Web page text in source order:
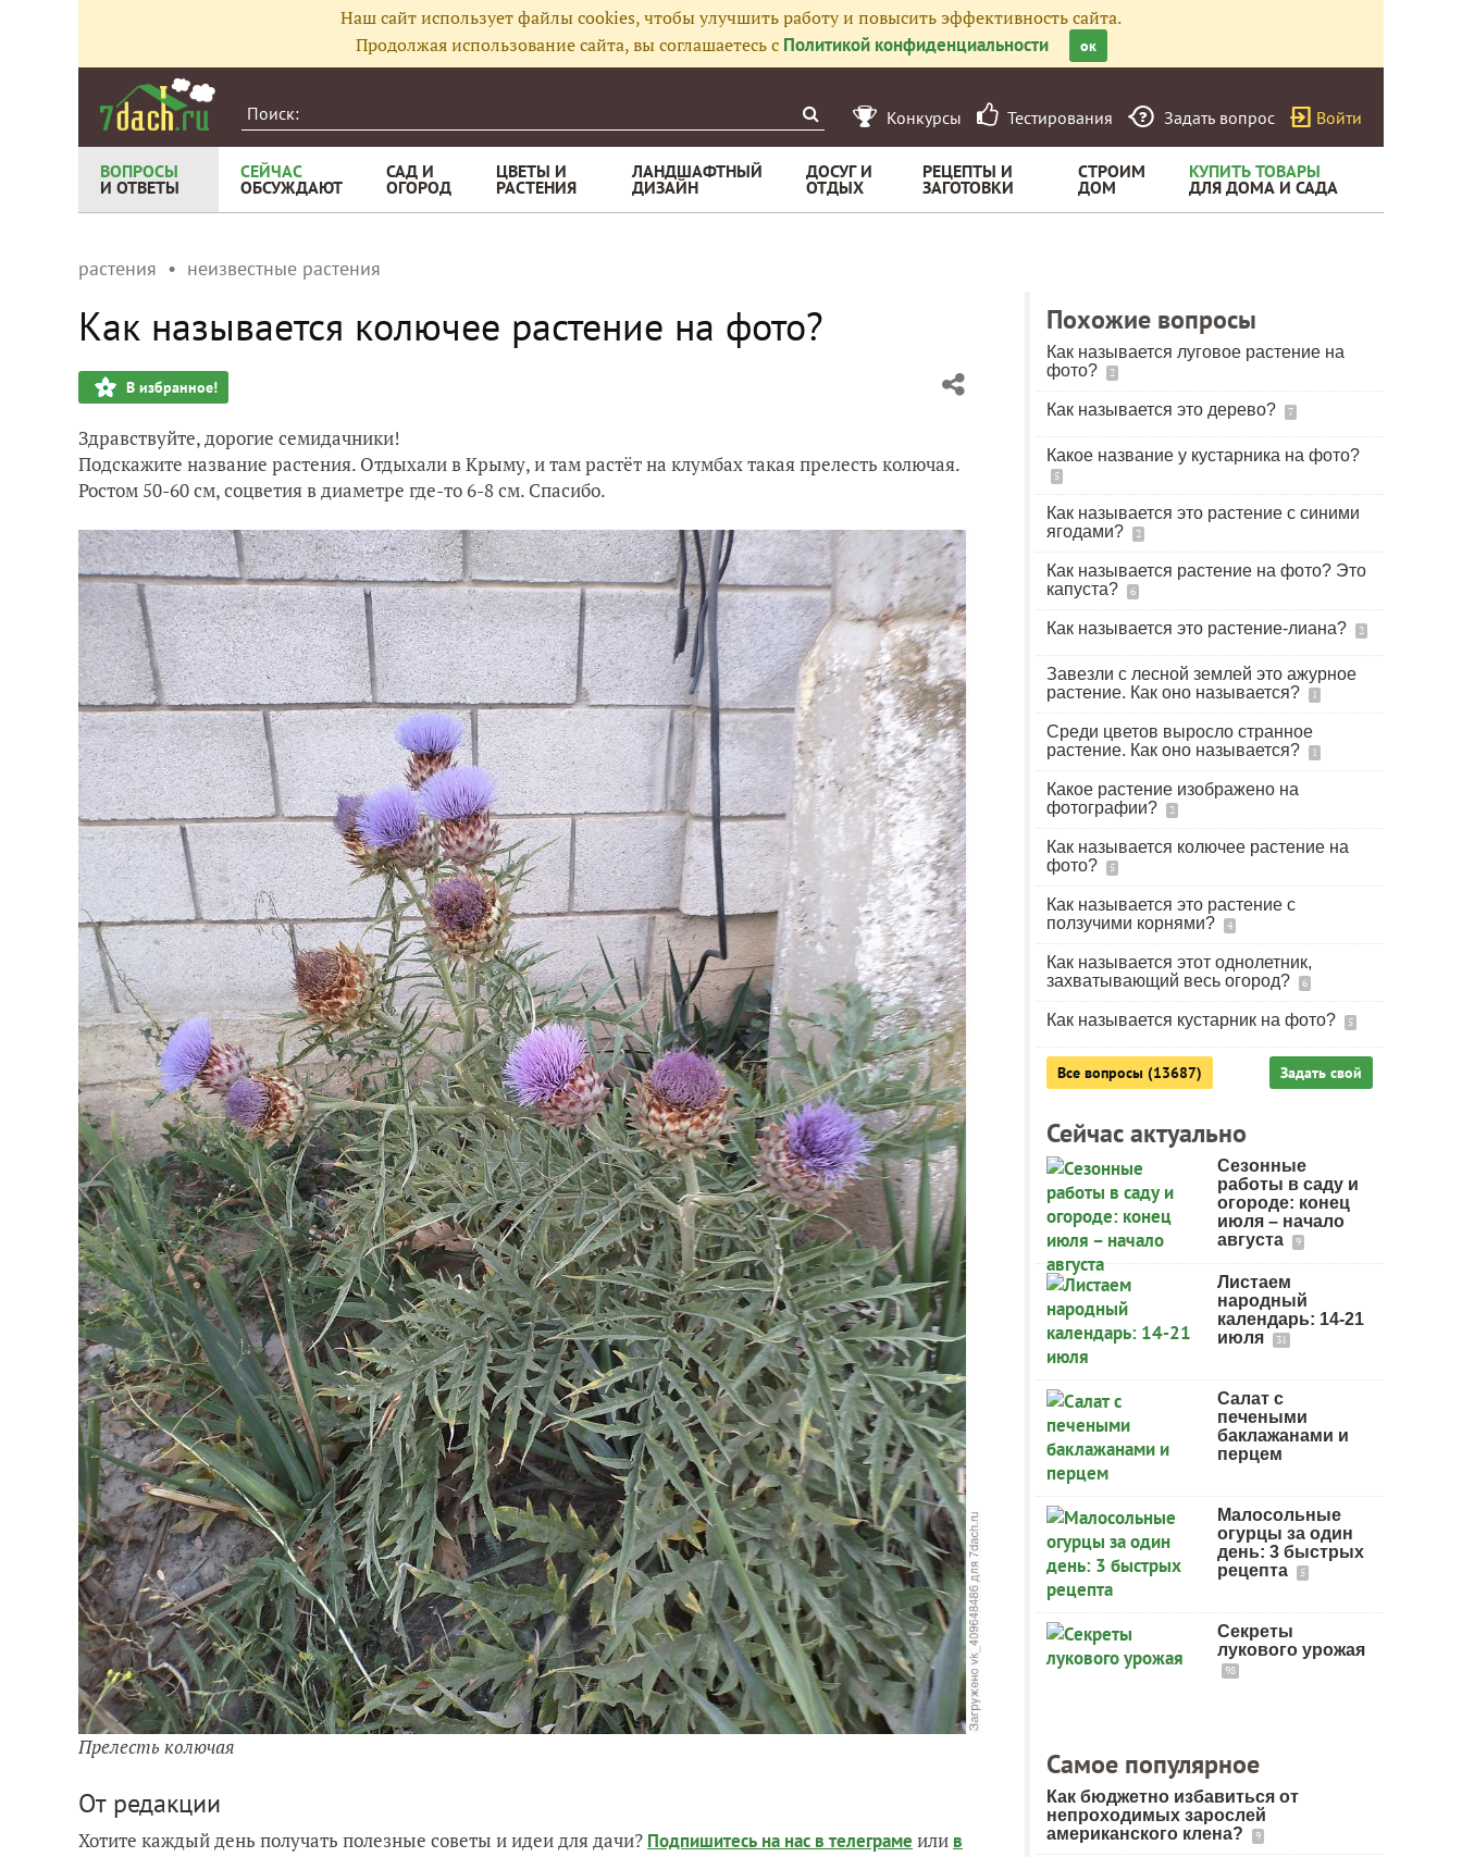
Наш сайт использует файлы cookies, чтобы улучшить работу и повысить эффективность сайта.
Продолжая использование сайта, вы соглашаетесь с Политикой конфиденциальности ок
Конкурсы Тестирования Задать вопрос Войти
ВОПРОСЫ
И ОТВЕТЫ
СЕЙЧАС
ОБСУЖДАЮТ
САД И
ОГОРОД
ЦВЕТЫ И
РАСТЕНИЯ
ЛАНДШАФТНЫЙ
ДИЗАЙН
ДОСУГ И
ОТДЫХ
РЕЦЕПТЫ И
ЗАГОТОВКИ
СТРОИМ
ДОМ
КУПИТЬ ТОВАРЫ
ДЛЯ ДОМА И САДА
растения неизвестные растения
Как называется колючее растение на фото?
В избранное!
Здравствуйте, дорогие семидачники!
Подскажите название растения. Отдыхали в Крыму, и там растёт на клумбах такая прелесть колючая.
Ростом 50-60 см, соцветия в диаметре где-то 6-8 см. Спасибо.
Прелесть колючая
От редакции
Хотите каждый день получать полезные советы и идеи для дачи? Подпишитесь на нас в телеграме или в
Похожие вопросы
Как называется луговое растение на
фото?
2
Как называется это дерево? 7
Какое название у кустарника на фото?
5
Как называется это растение с синими
ягодами?
2
Как называется растение на фото? Это
капуста?
6
Как называется это растение-лиана? 2
Завезли с лесной землей это ажурное
растение. Как оно называется?
1
Среди цветов выросло странное
растение. Как оно называется?
1
Какое растение изображено на
фотографии?
2
Как называется колючее растение на
фото?
5
Как называется это растение с
ползучими корнями?
4
Как называется этот однолетник,
захватывающий весь огород?
6
Как называется кустарник на фото? 5
Все вопросы (13687) Задать свой
Сейчас актуально
Сезонные
работы в саду и
огороде: конец
июля – начало
августа
9
Листаем
народный
календарь: 14-21
июля
31
Салат с
печеными
баклажанами и
перцем
Малосольные
огурцы за один
день: 3 быстрых
рецепта
5
Секреты
лукового урожая
98
Самое популярное
Как бюджетно избавиться от
непроходимых зарослей
американского клена?
9